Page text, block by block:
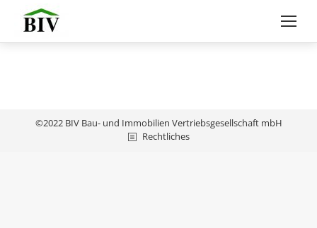
©2022 BIV Bau- und Immobilien Vertriebsgesellschaft mbH
Rechtliches